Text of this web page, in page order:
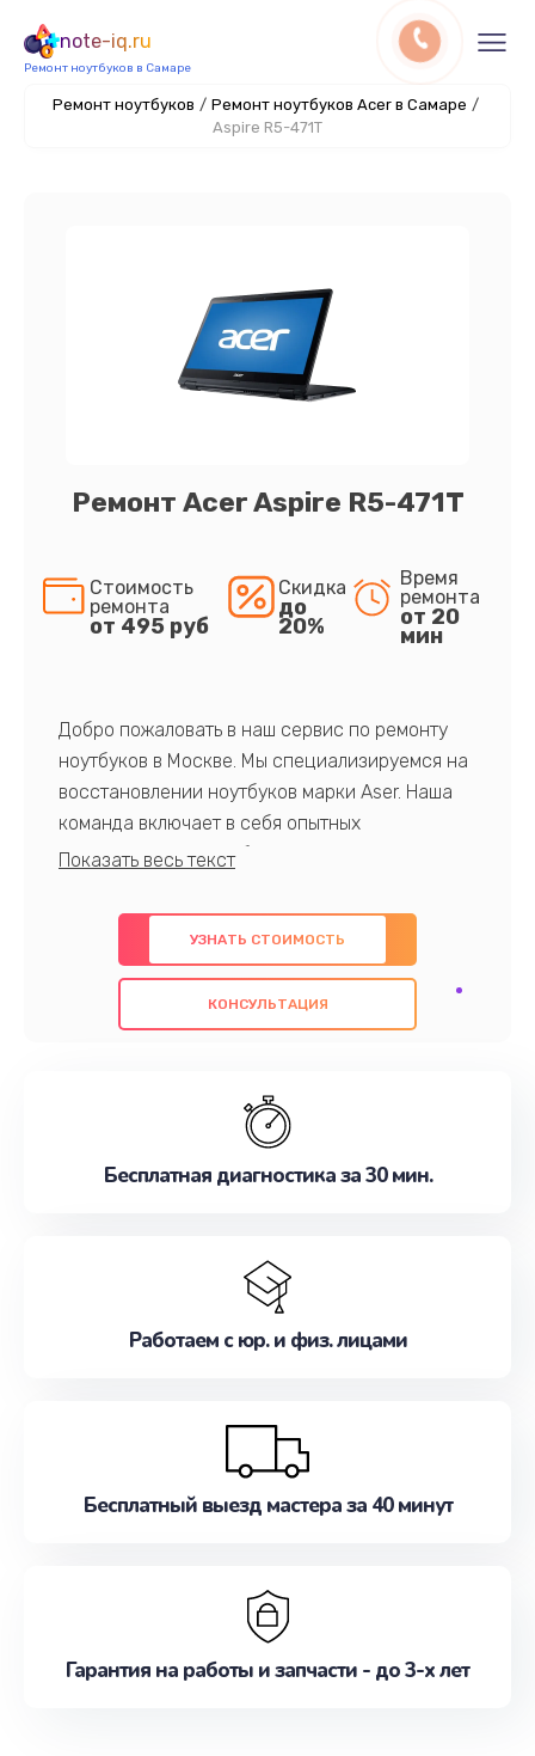
note-iq.ru
Ремонт ноутбуков в Самаре
Ремонт ноутбуков / Ремонт ноутбуков Acer в Самаре /
Aspire R5-471T
Ремонт Acer Aspire R5-471T
Стоимость
ремонта
от 495 руб
Скидка
до
20%
Время
ремонта
от 20
мин
Добро пожаловать в наш сервис по ремонту
ноутбуков в Москве. Мы специализируемся на
восстановлении ноутбуков марки Aser. Наша
команда включает в себя опытных
профессионалов с обширными знаниями и
предлагаем быстрый и качественный ремонт с
использованием оригинальных компонентов, а
также гарантируем качество всех
проведенных работ. Наша цель - предоставить
наилучшим образом. Не медлите записаться на
УЗНАТЬ СТОИМОСТЬ
КОНСУЛЬТАЦИЯ
Бесплатная диагностика за 30 мин.
Работаем с юр. и физ. лицами
Бесплатный выезд мастера за 40 минут
Гарантия на работы и запчасти - до 3-х лет